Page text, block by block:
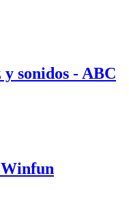
sonidos - ABC